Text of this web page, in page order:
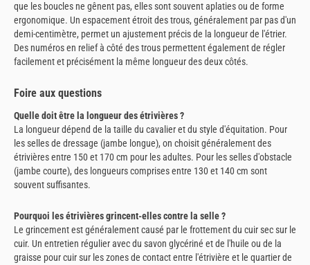
que les boucles ne gênent pas, elles sont souvent aplaties ou de forme
ergonomique. Un espacement étroit des trous, généralement par pas d'un
demi-centimètre, permet un ajustement précis de la longueur de l'étrier.
Des numéros en relief à côté des trous permettent également de régler
facilement et précisément la même longueur des deux côtés.
Foire aux questions
Quelle doit être la longueur des étrivières ?
La longueur dépend de la taille du cavalier et du style d'équitation. Pour
les selles de dressage (jambe longue), on choisit généralement des
étrivières entre 150 et 170 cm pour les adultes. Pour les selles d'obstacle
(jambe courte), des longueurs comprises entre 130 et 140 cm sont
souvent suffisantes.
Pourquoi les étrivières grincent-elles contre la selle ?
Le grincement est généralement causé par le frottement du cuir sec sur le
cuir. Un entretien régulier avec du savon glycériné et de l'huile ou de la
graisse pour cuir sur les zones de contact entre l'étrivière et le quartier de